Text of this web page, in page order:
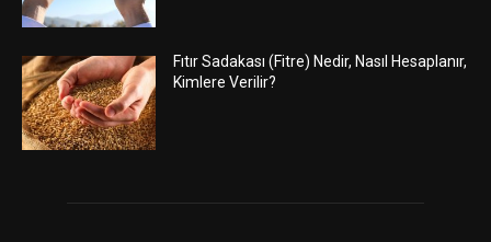
Fıtır Sadakası (Fitre) Nedir, Nasıl Hesaplanır,
Kimlere Verilir?